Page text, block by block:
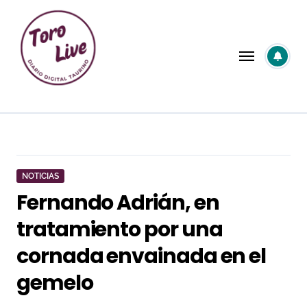
contenido
NOTICIAS
Fernando Adrián, en
tratamiento por una
cornada envainada en el
gemelo